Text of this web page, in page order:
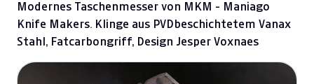
Modernes Taschenmesser von MKM - Maniago
Knife Makers. Klinge aus PVDbeschichtetem Vanax
Stahl, Fatcarbongriff, Design Jesper Voxnaes